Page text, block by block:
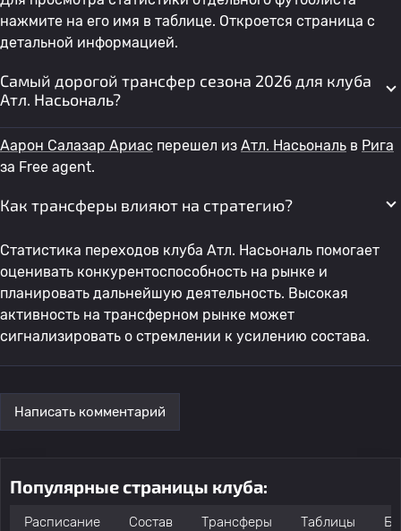
нажмите на его имя в таблице. Откроется страница с
детальной информацией.
Самый дорогой трансфер сезона 2026 для клуба
Атл. Насьональ?
Аарон Салазар Ариас перешел из Атл. Насьональ в Рига
за Free agent.
Как трансферы влияют на стратегию?
Статистика переходов клуба Атл. Насьональ помогает
оценивать конкурентоспособность на рынке и
планировать дальнейшую деятельность. Высокая
активность на трансферном рынке может
сигнализировать о стремлении к усилению состава.
Написать комментарий
Популярные страницы клуба:
Расписание Состав Трансферы Таблицы